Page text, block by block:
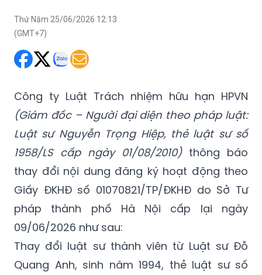
Thứ Năm 25/06/2026 12:13
(GMT+7)
Công ty Luật Trách nhiệm hữu hạn HPVN
(Giám đốc – Người đại diện theo pháp luật:
Luật sư Nguyễn Trọng Hiệp, thẻ luật sư số
1958/LS cấp ngày 01/08/2010)thông báo
thay đổi nội dung đăng ký hoạt động theo
Giấy ĐKHĐ số 01070821/TP/ĐKHĐ do Sở Tư
pháp thành phố Hà Nội cấp lại ngày
09/06/2026 như sau:
Thay đổi luật sư thành viên từ Luật sư Đỗ
Quang Anh, sinh năm 1994, thẻ luật sư số